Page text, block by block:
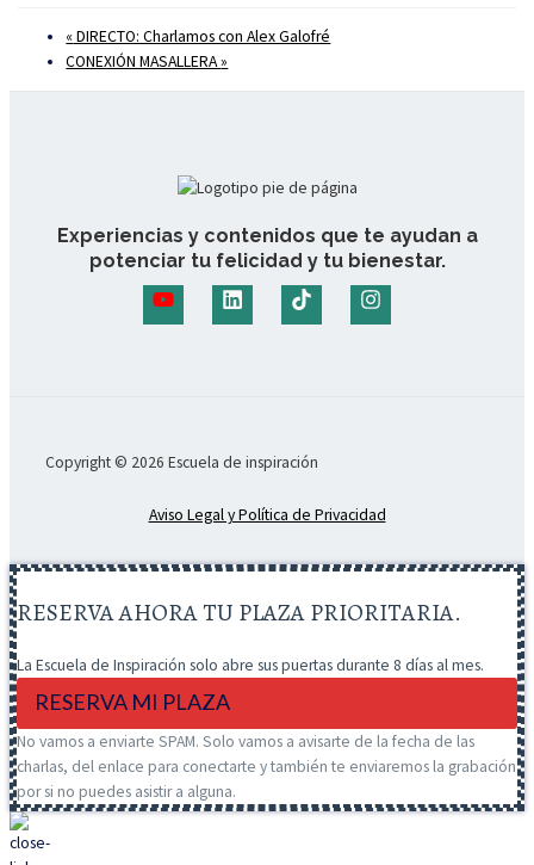
«DIRECTO: Charlamos con Alex Galofré
CONEXIÓN MASALLERA»
Experiencias y contenidos que te ayudan a
potenciar tu felicidad y tu bienestar.
Copyright © 2026 Escuela de inspiración
Aviso Legal y Política de Privacidad
RESERVA AHORA TU PLAZA PRIORITARIA.
La Escuela de Inspiración solo abre sus puertas durante 8 días al mes.
RESERVA MI PLAZA
No vamos a enviarte SPAM. Solo vamos a avisarte de la fecha de las
charlas, del enlace para conectarte y también te enviaremos la grabación
por si no puedes asistir a alguna.